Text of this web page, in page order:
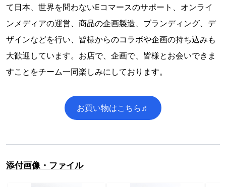
て日本、世界を問わないEコマースのサポート、オンライ
ンメディアの運営、商品の企画製造、ブランディング、デ
ザインなどを行い、皆様からのコラボや企画の持ち込みも
大歓迎しています。お店で、企画で、皆様とお会いできま
すことをチーム一同楽しみにしております。
お買い物はこちら♬
添付画像・ファイル